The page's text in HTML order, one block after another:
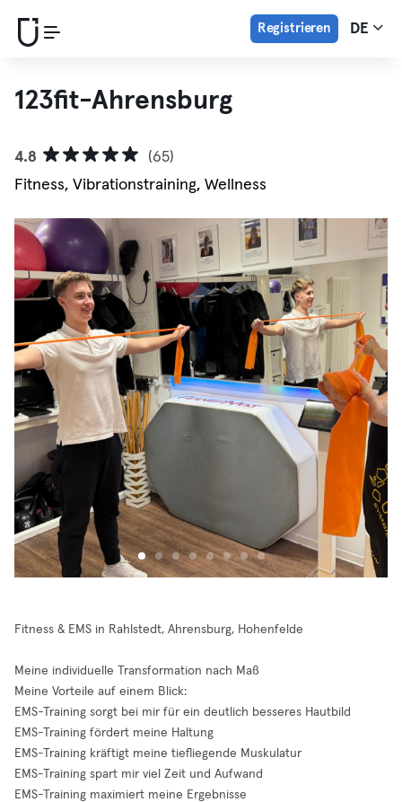
Registrieren DE
123fit-Ahrensburg
4.8
(65)
Fitness, Vibrationstraining, Wellness
Fitness & EMS in Rahlstedt, Ahrensburg, Hohenfelde
Meine individuelle Transformation nach Maß
Meine Vorteile auf einem Blick:
EMS-Training sorgt bei mir für ein deutlich besseres Hautbild
EMS-Training fördert meine Haltung
EMS-Training kräftigt meine tiefliegende Muskulatur
EMS-Training spart mir viel Zeit und Aufwand
EMS-Training maximiert meine Ergebnisse